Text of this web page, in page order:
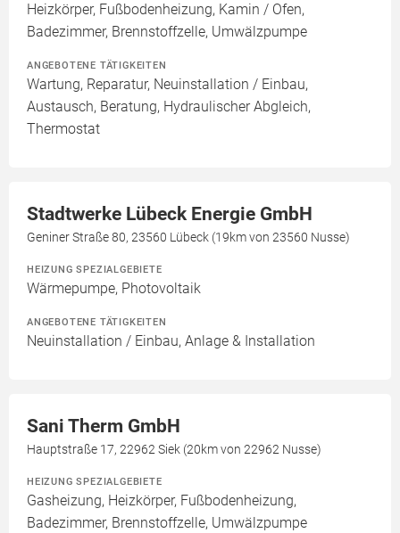
Heizkörper, Fußbodenheizung, Kamin / Ofen,
Badezimmer, Brennstoffzelle, Umwälzpumpe
ANGEBOTENE TÄTIGKEITEN
Wartung, Reparatur, Neuinstallation / Einbau,
Austausch, Beratung, Hydraulischer Abgleich,
Thermostat
Stadtwerke Lübeck Energie GmbH
Geniner Straße 80, 23560 Lübeck (19km von 23560 Nusse)
HEIZUNG SPEZIALGEBIETE
Wärmepumpe, Photovoltaik
ANGEBOTENE TÄTIGKEITEN
Neuinstallation / Einbau, Anlage & Installation
Sani Therm GmbH
Hauptstraße 17, 22962 Siek (20km von 22962 Nusse)
HEIZUNG SPEZIALGEBIETE
Gasheizung, Heizkörper, Fußbodenheizung,
Badezimmer, Brennstoffzelle, Umwälzpumpe